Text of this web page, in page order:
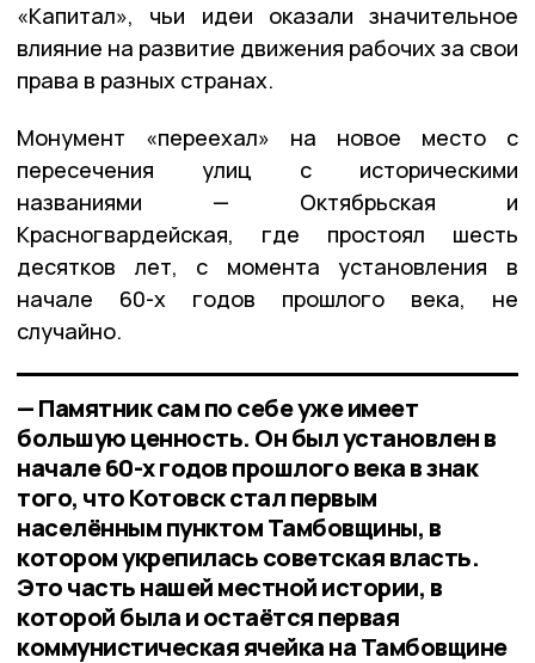
«Капитал», чьи идеи оказали значительное
влияние на развитие движения рабочих за свои
права в разных странах.
Монумент «переехал» на новое место с
пересечения улиц с историческими
названиями — Октябрьская и
Красногвардейская, где простоял шесть
десятков лет, с момента установления в
начале 60-х годов прошлого века, не
случайно.
— Памятник сам по себе уже имеет
большую ценность. Он был установлен в
начале 60-х годов прошлого века в знак
того, что Котовск стал первым
населённым пунктом Тамбовщины, в
котором укрепилась советская власть.
Это часть нашей местной истории, в
которой была и остаётся первая
коммунистическая ячейка на Тамбовщине